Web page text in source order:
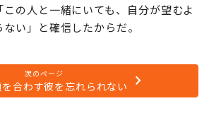
できない」と繰り返す。
美さんは彼とはもう個人的に会わな
ない」と確信したからだ。